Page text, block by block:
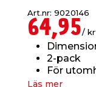
Art.nr: 9020146
64,95/
2-pack
För
Läs mer